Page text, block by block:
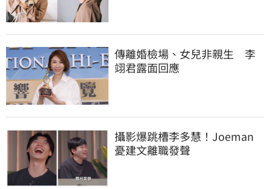
傳離婚檢場、女兒非親生　李
翊君露面回應
攝影爆跳槽李多慧！Joeman
憂建文離職發聲